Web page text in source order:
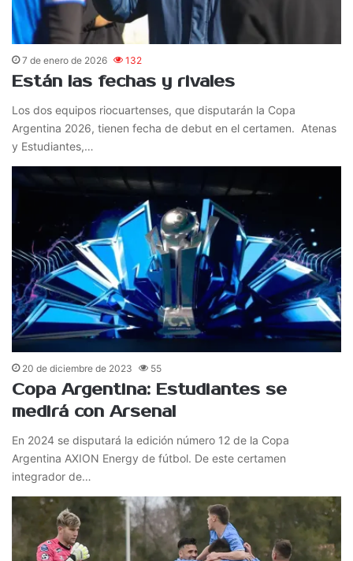
7 de enero de 2026 132
Están las fechas y rivales
Los dos equipos riocuartenses, que disputarán la Copa
Argentina 2026, tienen fecha de debut en el certamen. Atenas
y Estudiantes,…
20 de diciembre de 2023 55
Copa Argentina: Estudiantes se
medirá con Arsenal
En 2024 se disputará la edición número 12 de la Copa
Argentina AXION Energy de fútbol. De este certamen
integrador de…